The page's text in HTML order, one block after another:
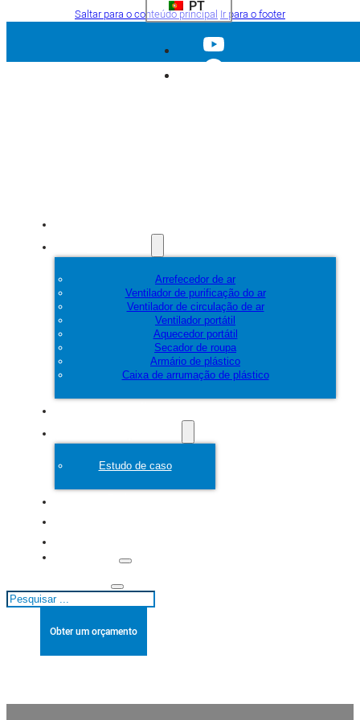
Saltar para o conteúdo principal Ir para o footer
PT
Arrefecedor de ar
Ventilador de purificação do ar
Ventilador de circulação de ar
Ventilador portátil
Aquecedor portátil
Secador de roupa
Armário de plástico
Caixa de arrumação de plástico
Estudo de caso
Pesquisar
Obter um orçamento